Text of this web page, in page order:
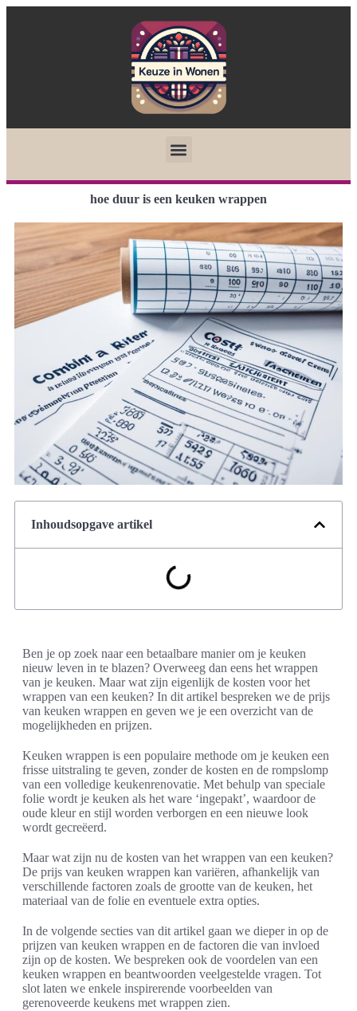
hoe duur is een keuken wrappen
Inhoudsopgave artikel
Ben je op zoek naar een betaalbare manier om je keuken
nieuw leven in te blazen? Overweeg dan eens het wrappen
van je keuken. Maar wat zijn eigenlijk de kosten voor het
wrappen van een keuken? In dit artikel bespreken we de prijs
van keuken wrappen en geven we je een overzicht van de
mogelijkheden en prijzen.
Keuken wrappen is een populaire methode om je keuken een
frisse uitstraling te geven, zonder de kosten en de rompslomp
van een volledige keukenrenovatie. Met behulp van speciale
folie wordt je keuken als het ware ‘ingepakt’, waardoor de
oude kleur en stijl worden verborgen en een nieuwe look
wordt gecreëerd.
Maar wat zijn nu de kosten van het wrappen van een keuken?
De prijs van keuken wrappen kan variëren, afhankelijk van
verschillende factoren zoals de grootte van de keuken, het
materiaal van de folie en eventuele extra opties.
In de volgende secties van dit artikel gaan we dieper in op de
prijzen van keuken wrappen en de factoren die van invloed
zijn op de kosten. We bespreken ook de voordelen van een
keuken wrappen en beantwoorden veelgestelde vragen. Tot
slot laten we enkele inspirerende voorbeelden van
gerenoveerde keukens met wrappen zien.